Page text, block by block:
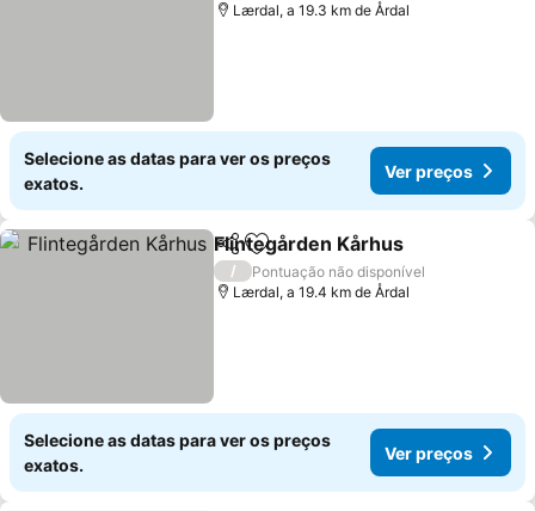
Lærdal, a 19.3 km de Årdal
Selecione as datas para ver os preços
exatos.
Ver preços
PartilharAdicionar aos favoritos
Flintegården Kårhus
/
Pontuação não disponível
Lærdal, a 19.4 km de Årdal
Selecione as datas para ver os preços
exatos.
Ver preços